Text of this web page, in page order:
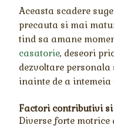
Aceasta scadere
precauta si mai
tind sa amane
casatorie, deseori
dezvoltare
inainte de a intemeia
Factori contributivi
Diverse forte